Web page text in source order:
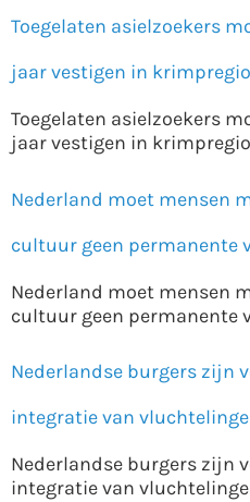
Toegelaten asielzoekers
jaar vestigen in
Toegelaten asielzoekers
jaar vestigen in
Nederland moet mensen
cultuur geen permanente
Nederland moet mensen
cultuur geen permanente
Nederlandse burgers zijn
integratie van
Nederlandse burgers zijn
integratie van